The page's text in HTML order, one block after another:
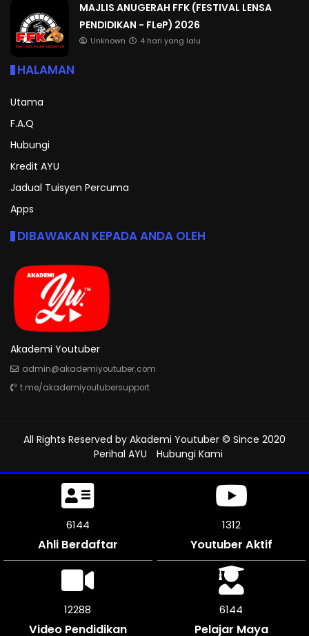
MAJLIS ANUGERAH FFK (FESTIVAL LENSA
PENDIDIKAN - FLeP) 2026
Unknown 4 hari yang lalu
HALAMAN
Utama
F.A.Q
Hubungi
Kredit AYU
Jadual Tuisyen Percuma
Apps
DIBAWAKAN KEPADA ANDA OLEH
Akademi Youtuber
admin@akademiyoutuber.com
t.me/akademiyoutubersupport
All Rights Reserved by Akademi Youtuber © Since 2020
Perihal AYU
Hubungi Kami
6618
Ahli Berdaftar
1312
Youtuber Aktif
13230
Video Pendidikan
6615
Pelajar Maya